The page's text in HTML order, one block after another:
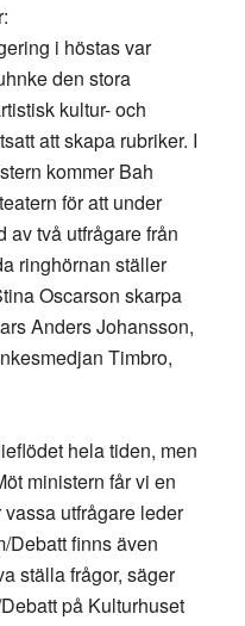
i höstas var
den stora
kultur- och
att skapa rubriker. I
kommer Bah
för att under
av två utfrågare från
ringhörnan ställer
Oscarson skarpa
Anders Johansson,
Timbro,
hela tiden, men
ministern får vi en
utfrågare leder
Debatt finns även
ställa frågor, säger
på Kulturhuset